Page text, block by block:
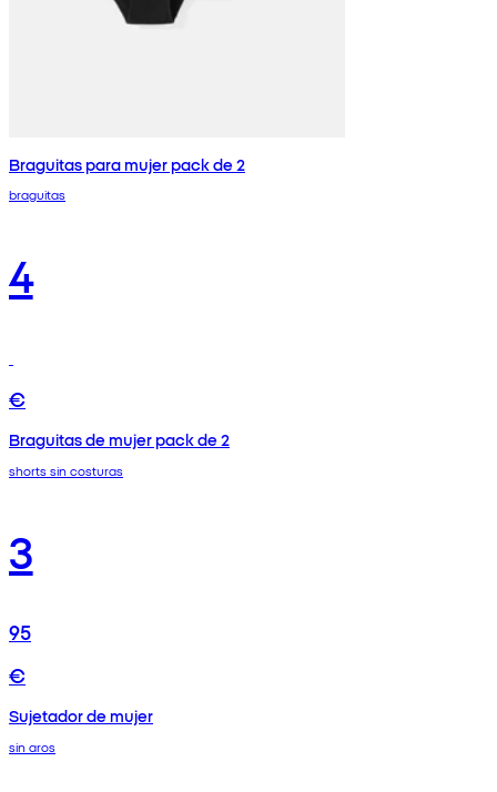
Braguitas para mujer pack de 2
braguitas
4
€
Braguitas de mujer pack de 2
shorts sin costuras
3
95
€
Sujetador de mujer
sin aros